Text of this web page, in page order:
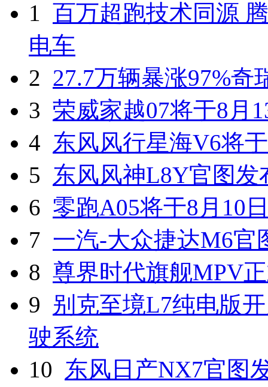
1 百万超跑技术同源
电车
2 27.7万辆暴涨97%奇
3 荣威家越07将于8月
4 东风风行星海V6将
5 东风风神L8Y官图发
6 零跑A05将于8月10
7 一汽-大众捷达M6官
8 尊界时代旗舰MPV
9 别克至境L7纯电版
驶系统
10 东风日产NX7官图